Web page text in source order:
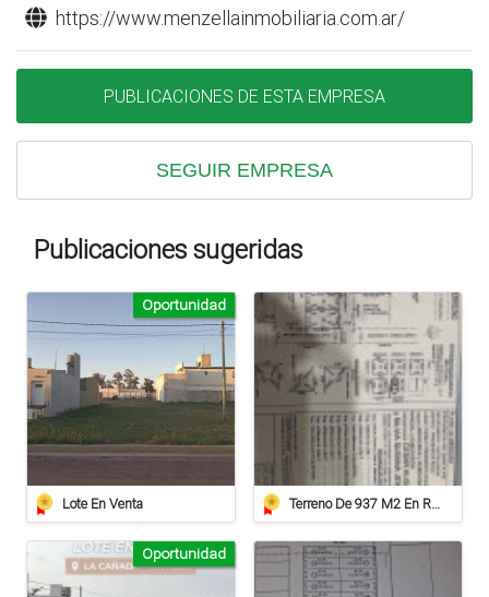
https://www.menzellainmobiliaria.com.ar/
PUBLICACIONES DE ESTA EMPRESA
SEGUIR EMPRESA
Publicaciones sugeridas
Lote En Venta
Oportunidad
Terreno De 937 M2 En Roca
Oportunidad